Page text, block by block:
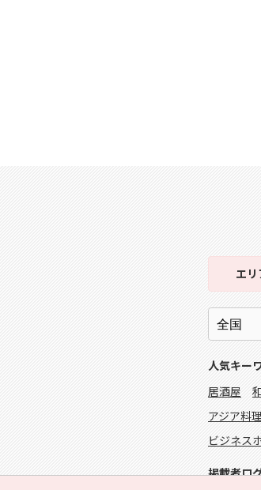
エリ
人気キー
居酒屋
アジア料理
ビジネス
掲載者ロ